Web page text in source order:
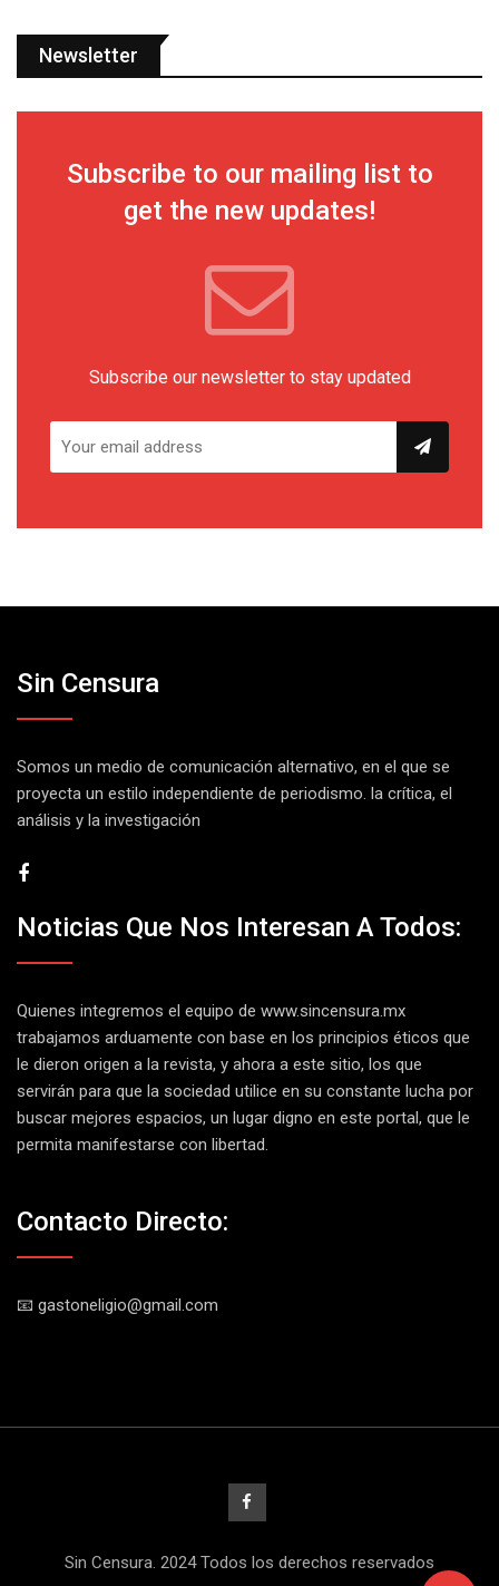
Newsletter
Subscribe to our mailing list to
get the new updates!
Subscribe our newsletter to stay updated
Sin Censura
Somos un medio de comunicación alternativo, en el que se
proyecta un estilo independiente de periodismo. la crítica, el
análisis y la investigación
Noticias Que Nos Interesan A Todos:
Quienes integremos el equipo de www.sincensura.mx
trabajamos arduamente con base en los principios éticos que
le dieron origen a la revista, y ahora a este sitio, los que
servirán para que la sociedad utilice en su constante lucha por
buscar mejores espacios, un lugar digno en este portal, que le
permita manifestarse con libertad.
Contacto Directo:
📧 gastoneligio@gmail.com
Sin Censura. 2024 Todos los derechos reservados